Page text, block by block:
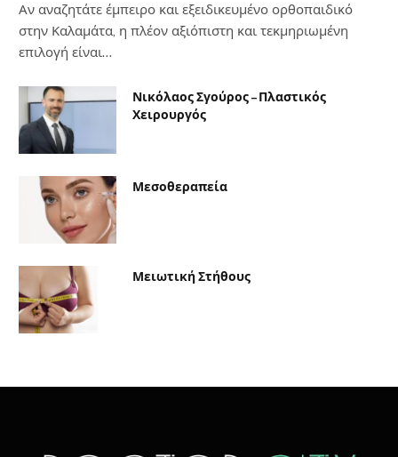
Αν αναζητάτε έμπειρο και εξειδικευμένο ορθοπαιδικό
στην Καλαμάτα, η πλέον αξιόπιστη και τεκμηριωμένη
επιλογή είναι…
Νικόλαος Σγούρος – Πλαστικός
Χειρουργός
Μεσοθεραπεία
Μειωτική Στήθους